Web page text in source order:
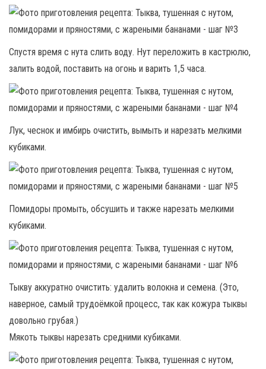
Спустя время с нута слить воду. Нут переложить в кастрюлю,
залить водой, поставить на огонь и варить 1,5 часа.
Лук, чеснок и имбирь очистить, вымыть и нарезать мелкими
кубиками.
Помидоры промыть, обсушить и также нарезать мелкими
кубиками.
Тыкву аккуратно очистить: удалить волокна и семена. (Это,
наверное, самый трудоёмкой процесс, так как кожура тыквы
довольно грубая.)
Мякоть тыквы нарезать средними кубиками.